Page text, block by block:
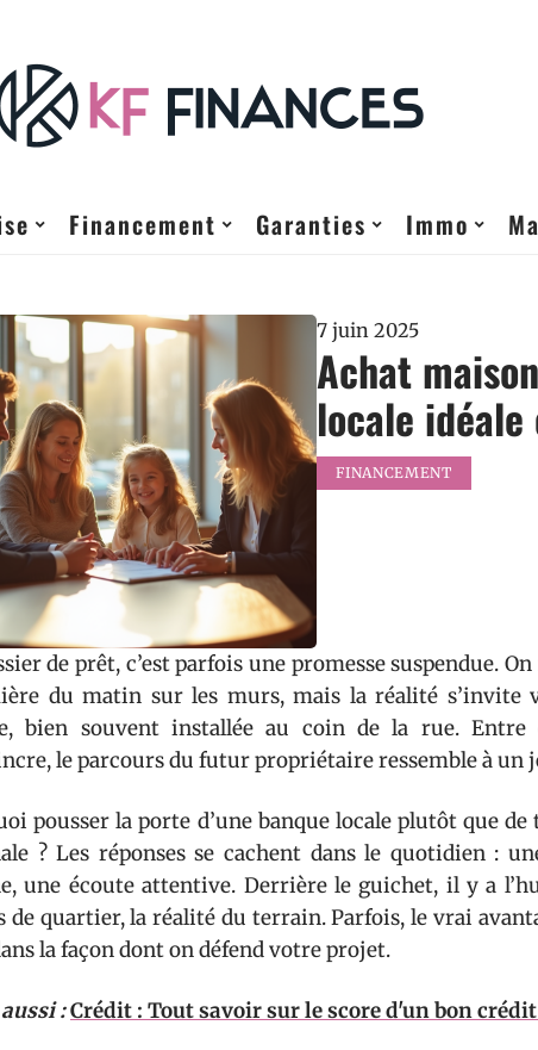
Financement Garanties Immo
7 juin 2025
Achat
locale idéale
FINANCEMENT
de prêt, c’est parfois une promesse suspendue.
du matin sur les murs, mais la réalité s’invite
bien souvent installée au coin de la rue. Entre
le parcours du futur propriétaire ressemble à un
pousser la porte d’une banque locale plutôt que
? Les réponses se cachent dans le quotidien :
une écoute attentive. Derrière le guichet, il y a
de quartier, la réalité du terrain. Parfois, le vrai
la façon dont on défend votre projet.
:Crédit : Tout savoir sur le score d'un bon